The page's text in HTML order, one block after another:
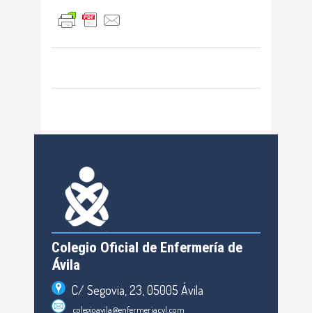
Colegio Oficial de Enfermería de
Ávila
C/ Segovia, 23, 05005 Ávila
colegioavila@enfermeriacyl.com